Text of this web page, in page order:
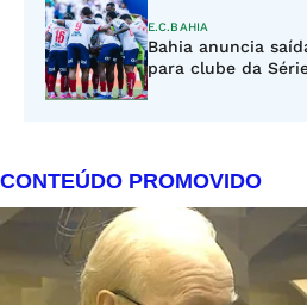
E.C.BAHIA
Bahia anuncia
para clube da